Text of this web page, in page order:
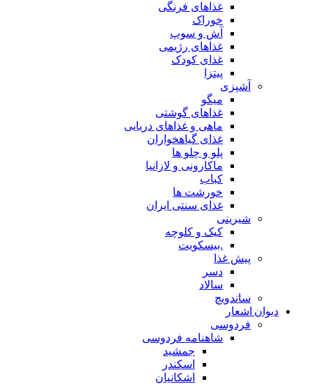
غذاهای فرنگی
خوراک
آش و سوپ
غذاهای رژیمی
غذای کودک
پیتزا
آشپزی
میگو
غذاهای گوشتی
ماهی و غذاهای دریایی
غذای گیاهخواران
پلو و چلو ها
ماکارونی و لازانیا
کباب
خورشت ها
غذای سنتی ایران
شیرینی
کیک و کلوچه
.بیسکویت
پیش غذا
دسر
سالاد
ساندویچ
دیوان اشعار
فردوسی
شاهنامه فردوسی
جمشید
اسکندر
اشکانیان